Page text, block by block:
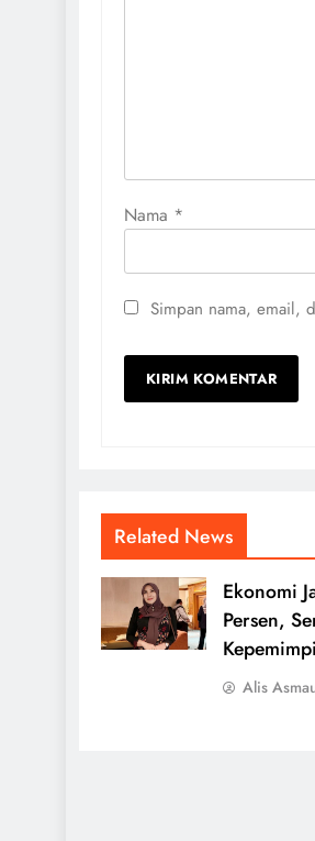
Nama *
Simpan nama, email,
Related News
Ekonomi
Persen,
Alis